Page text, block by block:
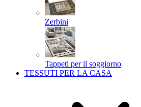
Zerbini
Tappeti per il soggiorno
TESSUTI PER LA CASA